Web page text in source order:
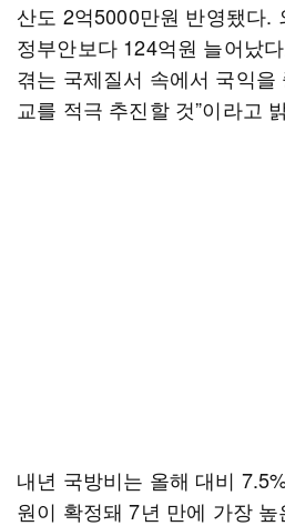
산도 2억5000만원 반영됐다.
정부안보다 124억원 늘어났
겪는 국제질서 속에서 국익을
교를 적극 추진할 것”이라고
내년 국방비는 올해 대비
원이 확정돼 7년 만에 가장